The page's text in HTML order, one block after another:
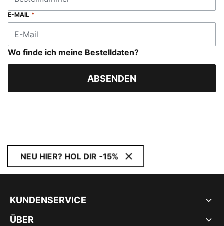
E-MAIL *
Wo finde ich meine Bestelldaten?
ABSENDEN
NEU HIER? HOL DIR -15%
KUNDENSERVICE
ÜBER